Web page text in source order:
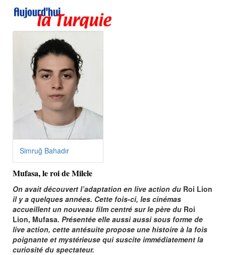
Simruğ Bahadır
Mufasa, le roi de Milele
On avait découvert l’adaptation en live action du Roi Lion
il y a quelques années. Cette fois-ci, les cinémas
accueillent un nouveau film centré sur le père du Roi
Lion, Mufasa. Présentée elle aussi aussi sous forme de
live action, cette antésuite propose une histoire à la fois
poignante et mystérieuse qui suscite immédiatement la
curiosité du spectateur.